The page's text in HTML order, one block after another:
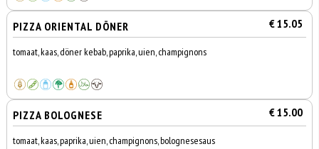
PIZZA ORIENTAL DÖNER € 15.05
tomaat, kaas, döner kebab, paprika, uien, champignons
PIZZA BOLOGNESE € 15.00
tomaat, kaas, paprika, uien, champignons, bolognesesaus